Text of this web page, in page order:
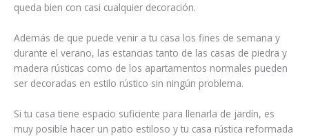
queda bien con casi cualquier decoración.
Además de que puede venir a tu casa los fines de semana y
durante el verano, las estancias tanto de las casas de piedra y
madera rústicas como de los apartamentos normales pueden
ser decoradas en estilo rústico sin ningún problema.
Si tu casa tiene espacio suficiente para llenarla de jardín, es
muy posible hacer un patio estiloso y tu casa rústica reformada